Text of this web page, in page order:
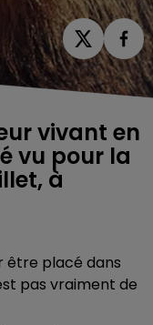
vivant en
vu pour la
à
être placé dans
pas vraiment de